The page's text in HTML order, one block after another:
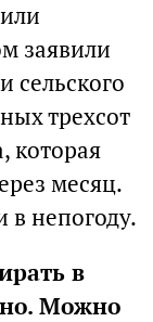
заявили
сельского
трехсот
которая
месяц.
в непогоду.
в
Можно